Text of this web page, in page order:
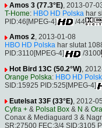
Amos 3 (77.3°E) , 2013-07-
T-Home: HBO HD Polska har
PID:46[MPEG-4]
/44
Amos 2, 2013-01-08
HBO HD Polska har slutat
PID:3110[MPEG-4]
/3100
Hot Bird 13C (50.2°W),
Orange Polska: HBO HD
SID:15925 PID:525[MPEG-4]
Eutelsat 33F (33°E) , 2012-
Cyfra + & Polsat Box & N &
Conax & Mediaguard 3 &
SR:27500 FEC:3/4 SID:3105